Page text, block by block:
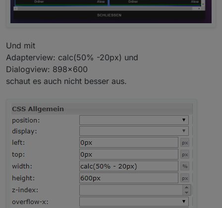
Und mit
Adapterview: calc(50% -20px) und
Dialogview: 898x600
schaut es auch nicht besser aus.